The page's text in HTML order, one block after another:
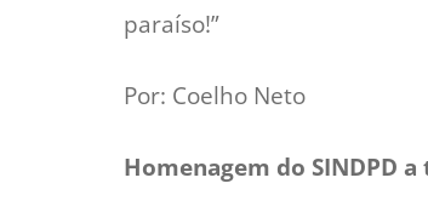
paraíso!”
Por: Coelho Neto
Homenagem do SINDPD